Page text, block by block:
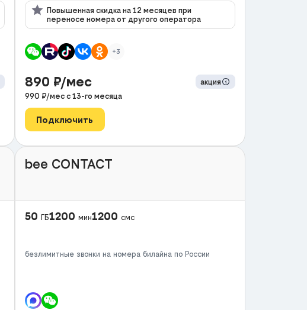
Повышенная скидка на 12 месяцев при
переносе номера от другого оператора
+3
890 ₽/мес
акция
990 ₽/мес с 13-го месяца
Подключить
bee CONTACT
50 ГБ1200 мин1200 смс
безлимитные звонки на номера билайна по России